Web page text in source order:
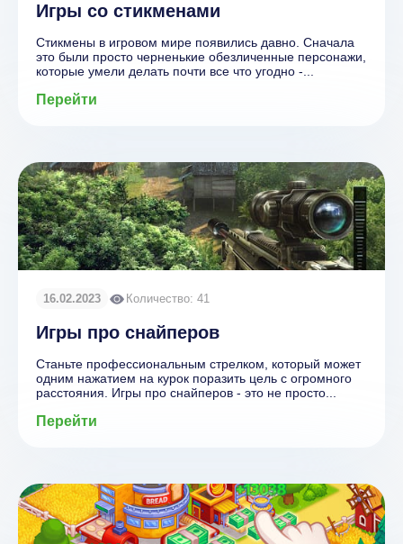
Игры со стикменами
Стикмены в игровом мире появились давно. Сначала
это были просто черненькие обезличенные персонажи,
которые умели делать почти все что угодно -...
Перейти
16.02.2023 Количество: 41
Игры про снайперов
Станьте профессиональным стрелком, который может
одним нажатием на курок поразить цель с огромного
расстояния. Игры про снайперов - это не просто...
Перейти